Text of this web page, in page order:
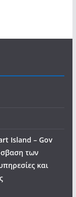
Island – Gov
των
και